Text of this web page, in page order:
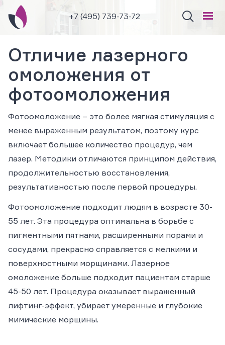
+7 (495) 739-73-72
Отличие лазерного
омоложения от
фотоомоложения
Фотоомоложение – это более мягкая стимуляция с
менее выраженным результатом, поэтому курс
включает большее количество процедур, чем
лазер. Методики отличаются принципом действия,
продолжительностью восстановления,
результативностью после первой процедуры.
Фотоомоложение подходит людям в возрасте 30-
55 лет. Эта процедура оптимальна в борьбе с
пигментными пятнами, расширенными порами и
сосудами, прекрасно справляется с мелкими и
поверхностными морщинами. Лазерное
омоложение больше подходит пациентам старше
45-50 лет. Процедура оказывает выраженный
лифтинг-эффект, убирает умеренные и глубокие
мимические морщины.